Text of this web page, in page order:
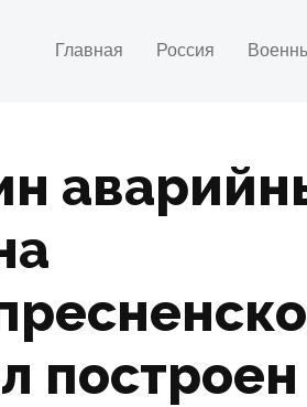
Главная Россия
построен